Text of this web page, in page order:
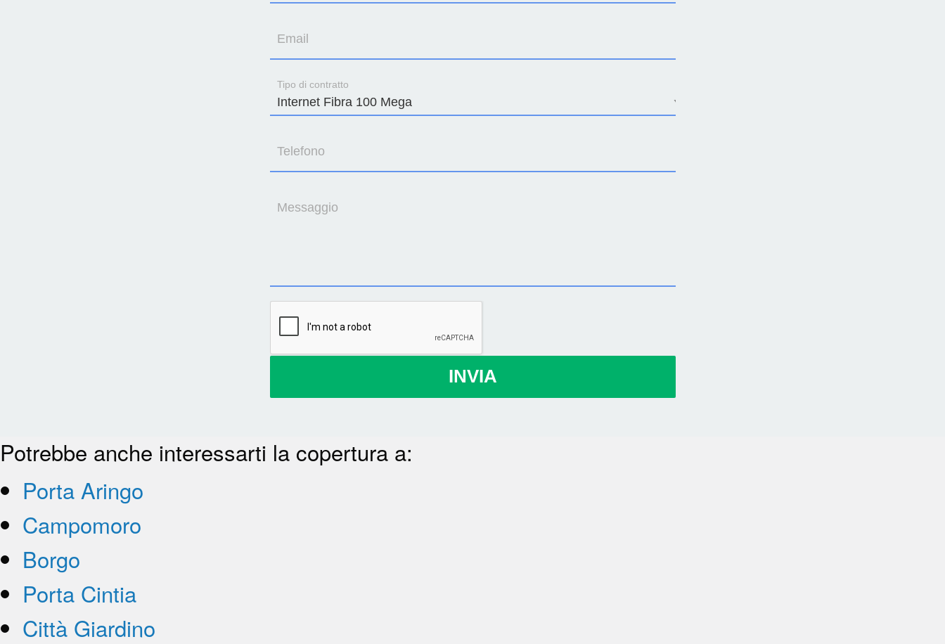
Email
Tipo di contratto
Telefono
Messaggio
INVIA
Potrebbe anche interessarti la copertura a:
Porta Aringo
Campomoro
Borgo
Porta Cintia
Città Giardino